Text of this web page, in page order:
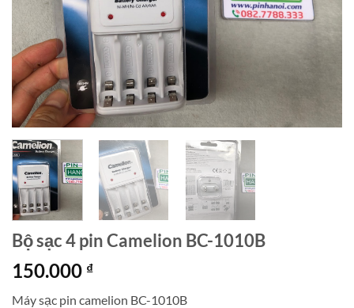
Bộ sạc 4 pin Camelion BC-1010B
150.000 ₫
Máy sạc pin camelion BC-1010B